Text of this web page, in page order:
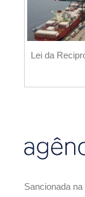
Lei da
Sancionada